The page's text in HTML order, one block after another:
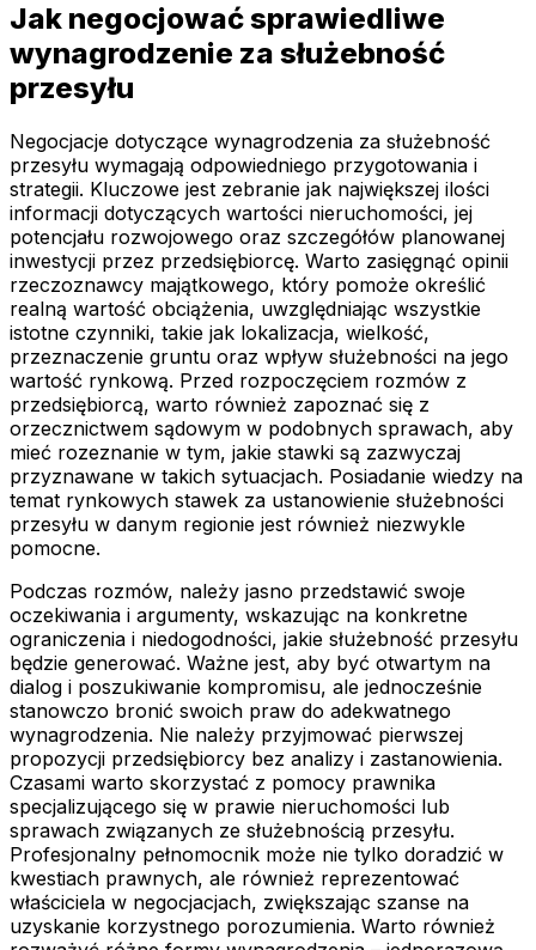
Jak negocjować sprawiedliwe
wynagrodzenie za służebność
przesyłu
Negocjacje dotyczące wynagrodzenia za służebność
przesyłu wymagają odpowiedniego przygotowania i
strategii. Kluczowe jest zebranie jak największej ilości
informacji dotyczących wartości nieruchomości, jej
potencjału rozwojowego oraz szczegółów planowanej
inwestycji przez przedsiębiorcę. Warto zasięgnąć opinii
rzeczoznawcy majątkowego, który pomoże określić
realną wartość obciążenia, uwzględniając wszystkie
istotne czynniki, takie jak lokalizacja, wielkość,
przeznaczenie gruntu oraz wpływ służebności na jego
wartość rynkową. Przed rozpoczęciem rozmów z
przedsiębiorcą, warto również zapoznać się z
orzecznictwem sądowym w podobnych sprawach, aby
mieć rozeznanie w tym, jakie stawki są zazwyczaj
przyznawane w takich sytuacjach. Posiadanie wiedzy na
temat rynkowych stawek za ustanowienie służebności
przesyłu w danym regionie jest również niezwykle
pomocne.
Podczas rozmów, należy jasno przedstawić swoje
oczekiwania i argumenty, wskazując na konkretne
ograniczenia i niedogodności, jakie służebność przesyłu
będzie generować. Ważne jest, aby być otwartym na
dialog i poszukiwanie kompromisu, ale jednocześnie
stanowczo bronić swoich praw do adekwatnego
wynagrodzenia. Nie należy przyjmować pierwszej
propozycji przedsiębiorcy bez analizy i zastanowienia.
Czasami warto skorzystać z pomocy prawnika
specjalizującego się w prawie nieruchomości lub
sprawach związanych ze służebnością przesyłu.
Profesjonalny pełnomocnik może nie tylko doradzić w
kwestiach prawnych, ale również reprezentować
właściciela w negocjacjach, zwiększając szanse na
uzyskanie korzystnego porozumienia. Warto również